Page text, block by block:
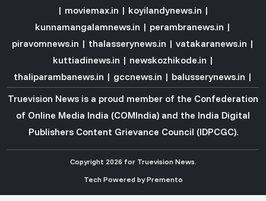
| moviemax.in | koyilandynews.in |
kunnamangalamnews.in | perambranews.in |
piravomnews.in | thalasserynews.in | vatakaranews.in |
kuttiadinews.in | newskozhikode.in |
thaliparambanews.in | gccnews.in | balusserynews.in |
Truevision News is a proud member of the Confederation
of Online Media India (COMIndia) and the India Digital
Publishers Content Grievance Council (IDPCGC).
Copyright 2026 for Truevision News.
Tech Powered byPremento